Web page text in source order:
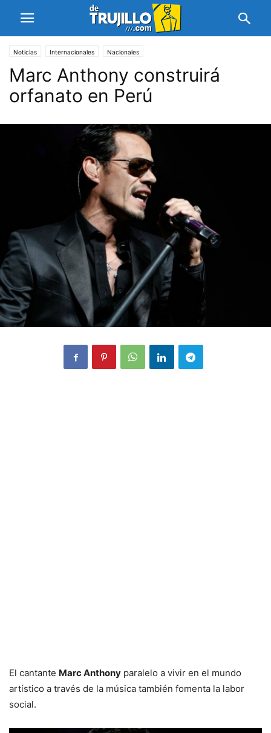
Noticias Internacionales Nacionales
Marc Anthony construirá
orfanato en Perú
El cantante Marc Anthony paralelo a vivir en el mundo
artístico a través de la música también fomenta la labor
social.